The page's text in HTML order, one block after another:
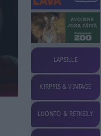
LAPSILLE
KIRPPIS & VINTAGE
LUONTO & RETKEILY